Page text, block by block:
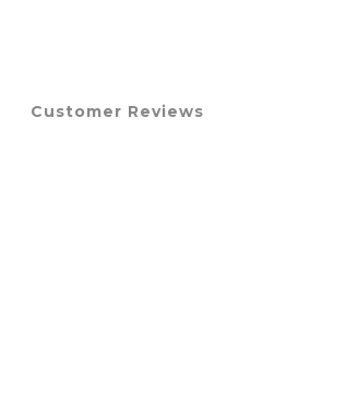
Customer Reviews